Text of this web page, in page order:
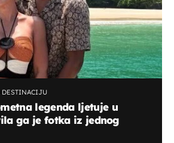
DESTINACIJU
legenda ljetuje u
ga je fotka iz jednog